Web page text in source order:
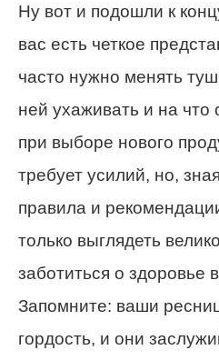
Ну вот и подошли к
вас есть четкое
часто нужно менять
ней ухаживать и на
при выборе нового
требует усилий, но,
правила и
только выглядеть
заботиться о здоровье
Запомните: ваши
гордость, и они